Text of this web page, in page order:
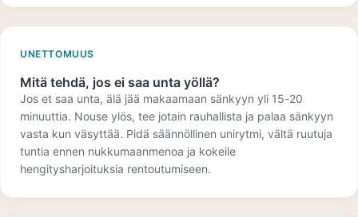
UNETTOMUUS
Mitä tehdä, jos ei saa unta yöllä?
Jos et saa unta, älä jää makaamaan sänkyyn yli 15-20
minuuttia. Nouse ylös, tee jotain rauhallista ja palaa sänkyyn
vasta kun väsyttää. Pidä säännöllinen unirytmi, vältä ruutuja
tuntia ennen nukkumaanmenoa ja kokeile
hengitysharjoituksia rentoutumiseen.